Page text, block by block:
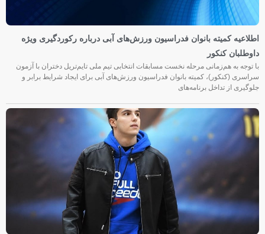
اطلاعیه کمیته بانوان فدراسیون ورزش‌های آبی درباره رکوردگیری ویژه
داوطلبان کنکور
با توجه به هم‌زمانی مرحله نخست مسابقات انتخابی تیم ملی تایم‌تریل دختران با آزمون
سراسری (کنکور)، کمیته بانوان فدراسیون ورزش‌های آبی برای ایجاد شرایط برابر و
جلوگیری از تداخل برنامه‌های